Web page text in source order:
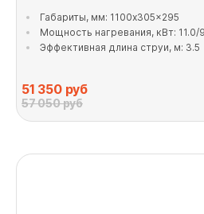
Габариты, мм: 1100x305x295
Мощность нагревания, кВт: 11.0/
Эффективная длина струи, м: 3.5
51 350руб
57 050 руб